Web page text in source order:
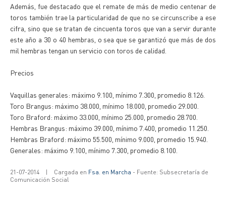
Además, fue destacado que el remate de más de medio centenar de
toros también trae la particularidad de que no se circunscribe a ese
cifra, sino que se tratan de cincuenta toros que van a servir durante
este año a 30 o 40 hembras, o sea que se garantizó que más de dos
mil hembras tengan un servicio con toros de calidad.
Precios
Vaquillas generales: máximo 9.100, mínimo 7.300, promedio 8.126.
Toro Brangus: máximo 38.000, mínimo 18.000, promedio 29.000.
Toro Braford: máximo 33.000, mínimo 25.000, promedio 28.700.
Hembras Brangus: máximo 39.000, mínimo 7.400, promedio 11.250.
Hembras Braford: máximo 55.500, mínimo 9.000, promedio 15.940.
Generales: máximo 9.100, mínimo 7.300, promedio 8.100.
21-07-2014 | Cargada en Fsa. en Marcha - Fuente: Subsecretaría de
Comunicación Social